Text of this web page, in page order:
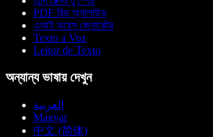
PDF রিড অ্যালাউড
এআই ভয়েস জেনারেটর
Texto a Voz
Leitor de Texto
অন্যান্য ভাষায় দেখুন
العربية
Magyar
中文 (简体)